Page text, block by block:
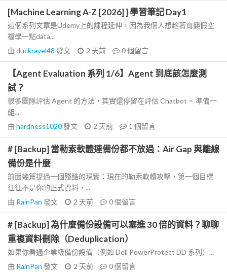
[Machine Learning A-Z [2026] ] 學習筆記 Day1
這個系列文章是Udemy上的課程延伸，因為我個人想趁著育嬰假空
檔學一點data...
由 duckravel48 發文 2 天前 0個留言
【Agent Evaluation 系列 1/6】Agent 到底該怎麼測
試？
很多團隊評估 Agent 的方法，其實還停留在評估 Chatbot。 準備一
組...
由 hardness1020發文 2 天前 1 個留言
# [Backup] 當勒索軟體連備份都不放過：Air Gap 與離線
備份是什麼
前面幾篇提過一個殘酷的現實：現在的勒索軟體攻擊，第一個目標
往往不是你的正式資料，...
由 RainPan 發文 2 天前 0個留言
# [Backup] 為什麼備份設備可以塞進 30 倍的資料？聊聊
重複資料刪除（Deduplication）
如果你看過企業級備份設備（例如 Dell PowerProtect DD 系列）...
由 RainPan 發文 2 天前 0個留言